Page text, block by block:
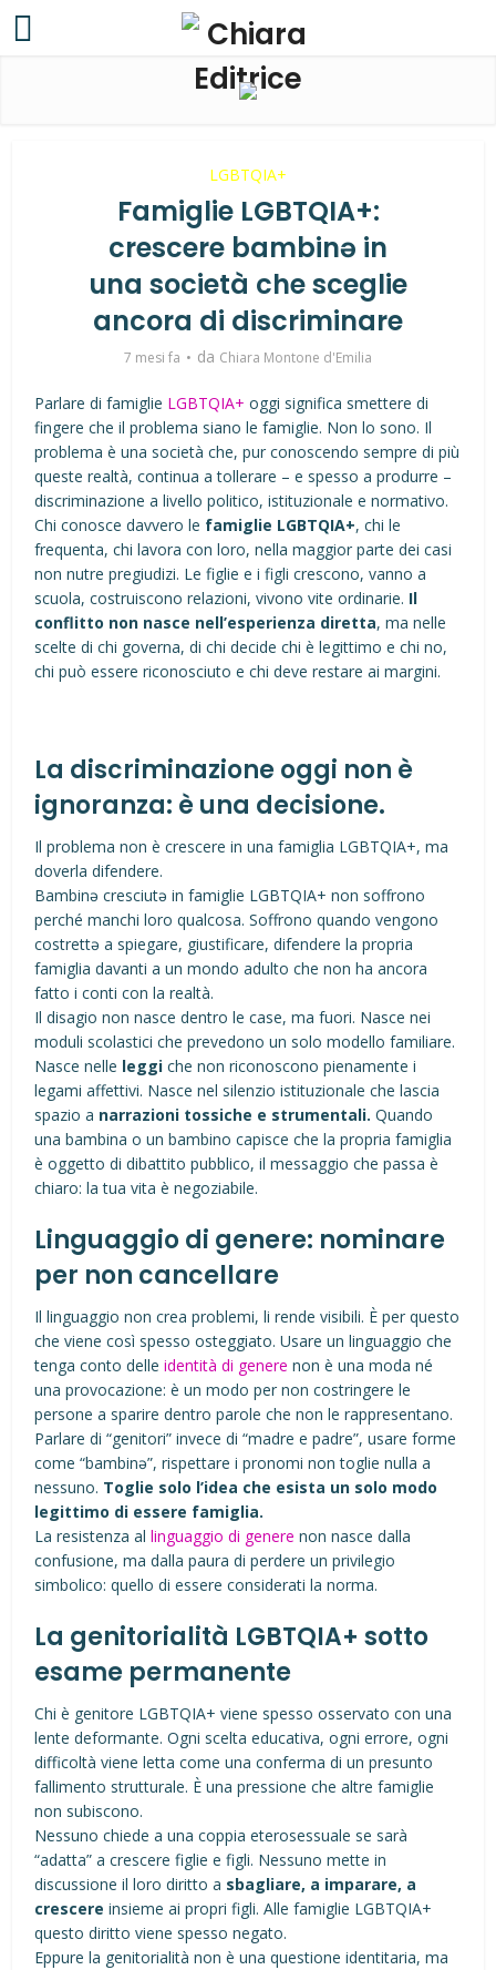
LGBTQIA+
Famiglie LGBTQIA+:
crescere bambinə in
una società che sceglie
ancora di discriminare
7 mesi fa da Chiara Montone d'Emilia
Parlare di famiglie LGBTQIA+ oggi significa smettere di
fingere che il problema siano le famiglie. Non lo sono. Il
problema è una società che, pur conoscendo sempre di più
queste realtà, continua a tollerare – e spesso a produrre –
discriminazione a livello politico, istituzionale e normativo.
Chi conosce davvero le famiglie LGBTQIA+, chi le
frequenta, chi lavora con loro, nella maggior parte dei casi
non nutre pregiudizi. Le figlie e i figli crescono, vanno a
scuola, costruiscono relazioni, vivono vite ordinarie. Il
conflitto non nasce nell’esperienza diretta, ma nelle
scelte di chi governa, di chi decide chi è legittimo e chi no,
chi può essere riconosciuto e chi deve restare ai margini.
La discriminazione oggi non è
ignoranza: è una decisione.
Il problema non è crescere in una famiglia LGBTQIA+, ma
doverla difendere.
Bambinə cresciutə in famiglie LGBTQIA+ non soffrono
perché manchi loro qualcosa. Soffrono quando vengono
costrettə a spiegare, giustificare, difendere la propria
famiglia davanti a un mondo adulto che non ha ancora
fatto i conti con la realtà.
Il disagio non nasce dentro le case, ma fuori. Nasce nei
moduli scolastici che prevedono un solo modello familiare.
Nasce nelle leggi che non riconoscono pienamente i
legami affettivi. Nasce nel silenzio istituzionale che lascia
spazio a narrazioni tossiche e strumentali.Quando
una bambina o un bambino capisce che la propria famiglia
è oggetto di dibattito pubblico, il messaggio che passa è
chiaro: la tua vita è negoziabile.
Linguaggio di genere: nominare
per non cancellare
Il linguaggio non crea problemi, li rende visibili. È per questo
che viene così spesso osteggiato. Usare un linguaggio che
tenga conto delle identità di genere non è una moda né
una provocazione: è un modo per non costringere le
persone a sparire dentro parole che non le rappresentano.
Parlare di “genitori” invece di “madre e padre”, usare forme
come “bambinə”, rispettare i pronomi non toglie nulla a
nessuno. Toglie solo l’idea che esista un solo modo
legittimo di essere famiglia.
La resistenza allinguaggio di genere non nasce dalla
confusione, ma dalla paura di perdere un privilegio
simbolico: quello di essere considerati la norma.
La genitorialità LGBTQIA+ sotto
esame permanente
Chi è genitore LGBTQIA+ viene spesso osservato con una
lente deformante. Ogni scelta educativa, ogni errore, ogni
difficoltà viene letta come una conferma di un presunto
fallimento strutturale. È una pressione che altre famiglie
non subiscono.
Nessuno chiede a una coppia eterosessuale se sarà
“adatta” a crescere figlie e figli. Nessuno mette in
discussione il loro diritto a sbagliare, a imparare, a
crescere insieme ai propri figli. Alle famiglie LGBTQIA+
questo diritto viene spesso negato.
Eppure la genitorialità non è una questione identitaria, ma